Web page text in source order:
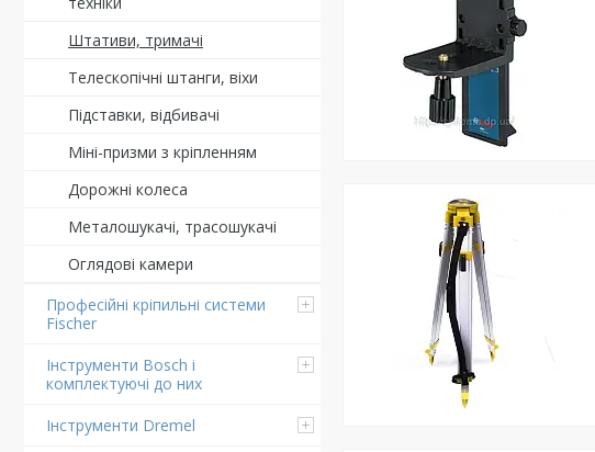
Штативи, тримачі
Телескопічні штанги, віхи
Підставки, відбивачі
Міні-призми з кріпленням
Дорожні колеса
Металошукачі, трасошукачі
Оглядові камери
Професійні кріпильні системи
Fischer
Інструменти Bosch і
комплектуючі до них
Інструменти Dremel